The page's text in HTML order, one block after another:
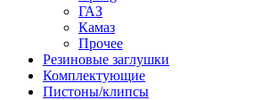
ГАЗ
Камаз
Прочее
Резиновые заглушки
Комплектующие
Пистоны/клипсы